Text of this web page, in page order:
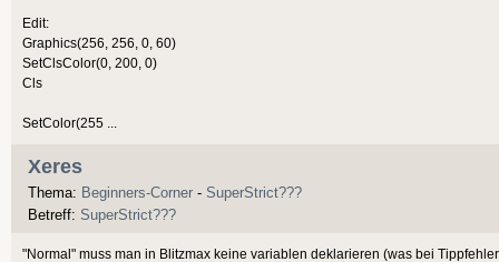
Edit:
Graphics(256, 256, 0, 60)
SetClsColor(0, 200, 0)
Cls
SetColor(255 ...
Xeres
Thema: Beginners-Corner - SuperStrict???
Betreff: SuperStrict???
"Normal" muss man in Blitzmax keine variablen deklarieren (was bei